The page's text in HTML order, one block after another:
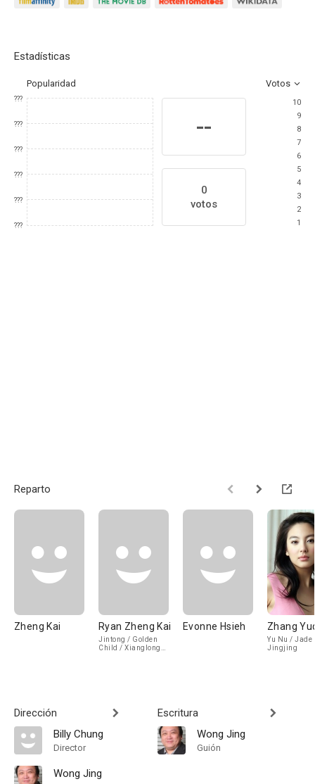
Estadísticas
Popularidad Votos
???
???
???
???
???
???
--
0
votos
10
9
8
7
6
5
4
3
2
1
Reparto
Zheng Kai Ryan Zheng Kai
Jintong / Golden
Child / Xianglong
Evonne Hsieh Zhang
Yu Nu / Jade
Jingjing
Dirección
Billy Chung
Director
Wong Jing
Escritura
Wong Jing
Guión